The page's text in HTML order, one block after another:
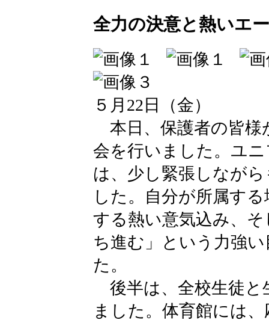
全力の決意と熱いエ
５月22日（金）
本日、保護者の皆様
会を行いました。ユ
は、少し緊張しなが
した。自分が所属す
する熱い意気込み、
ち進む」という力強
た。
後半は、全校生徒と
ました。体育館には